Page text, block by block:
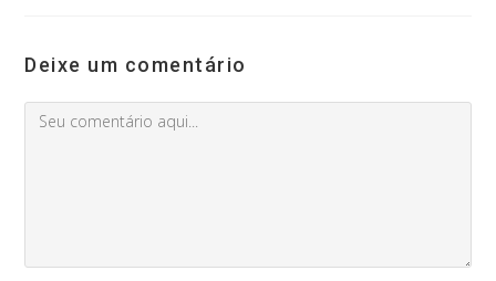
Deixe um comentário
Comment